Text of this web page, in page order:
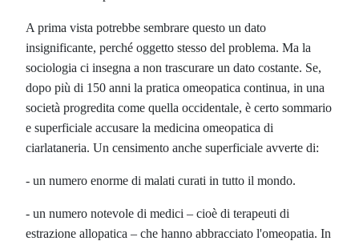
A prima vista potrebbe sembrare questo un dato
insignificante, perché oggetto stesso del problema. Ma la
sociologia ci insegna a non trascurare un dato costante. Se,
dopo più di 150 anni la pratica omeopatica continua, in una
società progredita come quella occidentale, è certo sommario
e superficiale accusare la medicina omeopatica di
ciarlataneria. Un censimento anche superficiale avverte di:
- un numero enorme di malati curati in tutto il mondo.
- un numero notevole di medici – cioè di terapeuti di
estrazione allopatica – che hanno abbracciato l'omeopatia. In